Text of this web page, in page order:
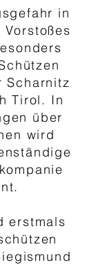
in
Scharnitz
Tirol. In
über
wird
erstmals